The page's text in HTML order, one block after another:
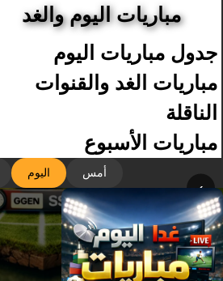
مباريات اليوم والغد
جدول مباريات اليوم
مباريات الغد والقنوات
الناقلة
مباريات الأسبوع
أمس اليوم
›